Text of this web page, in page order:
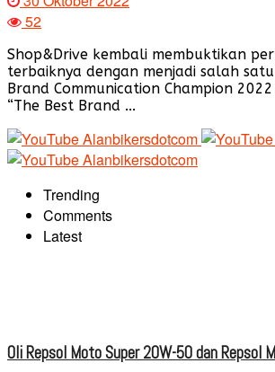
52
Shop&Drive kembali membuktikan
terbaiknya dengan menjadi salah
Brand Communication Champion
“The Best Brand ...
Trending
Comments
Latest
Oli Repsol Moto Super 20W-50 dan Repsol